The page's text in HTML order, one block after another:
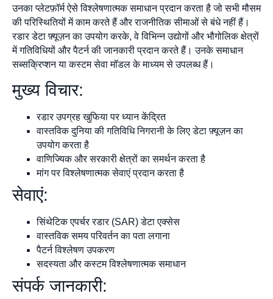
उनका प्लेटफ़ॉर्म ऐसे विश्लेषणात्मक समाधान प्रदान करता है जो सभी मौसम
की परिस्थितियों में काम करते हैं और राजनीतिक सीमाओं से बंधे नहीं हैं।
रडार डेटा फ़्यूज़न का उपयोग करके, वे विभिन्न उद्योगों और भौगोलिक क्षेत्रों
में गतिविधियों और पैटर्न की जानकारी प्रदान करते हैं। उनके समाधान
सब्सक्रिप्शन या कस्टम सेवा मॉडल के माध्यम से उपलब्ध हैं।
मुख्य विचार:
रडार उपग्रह खुफिया पर ध्यान केंद्रित
वास्तविक दुनिया की गतिविधि निगरानी के लिए डेटा फ़्यूज़न का
उपयोग करता है
वाणिज्यिक और सरकारी क्षेत्रों का समर्थन करता है
मांग पर विश्लेषणात्मक सेवाएं प्रदान करता है
सेवाएं:
सिंथेटिक एपर्चर रडार (SAR) डेटा एक्सेस
वास्तविक समय परिवर्तन का पता लगाना
पैटर्न विश्लेषण उपकरण
सदस्यता और कस्टम विश्लेषणात्मक समाधान
संपर्क जानकारी: